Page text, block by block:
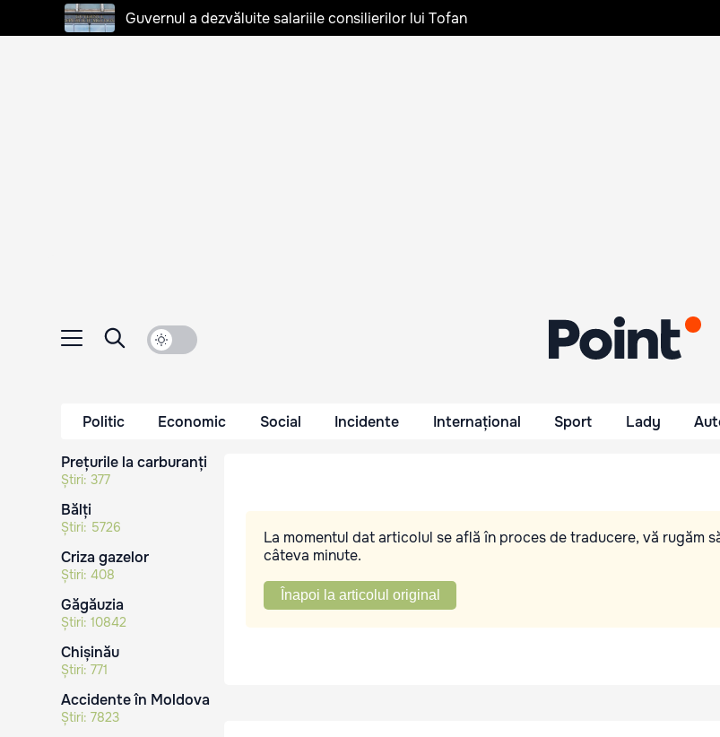
Guvernul a dezvăluite salariile consilierilor lui Tofan
Politic Economic Social Incidente Internațional Sport Lady
Prețurile la carburanți
Știri: 377
Bălți
Știri: 5726
Criza gazelor
Știri: 408
Găgăuzia
Știri: 10842
Chișinău
Știri: 771
Accidente în Moldova
Știri: 7823
La momentul dat articolul se află în proces de traducere, vă rugăm
câteva minute.
Înapoi la articolul original